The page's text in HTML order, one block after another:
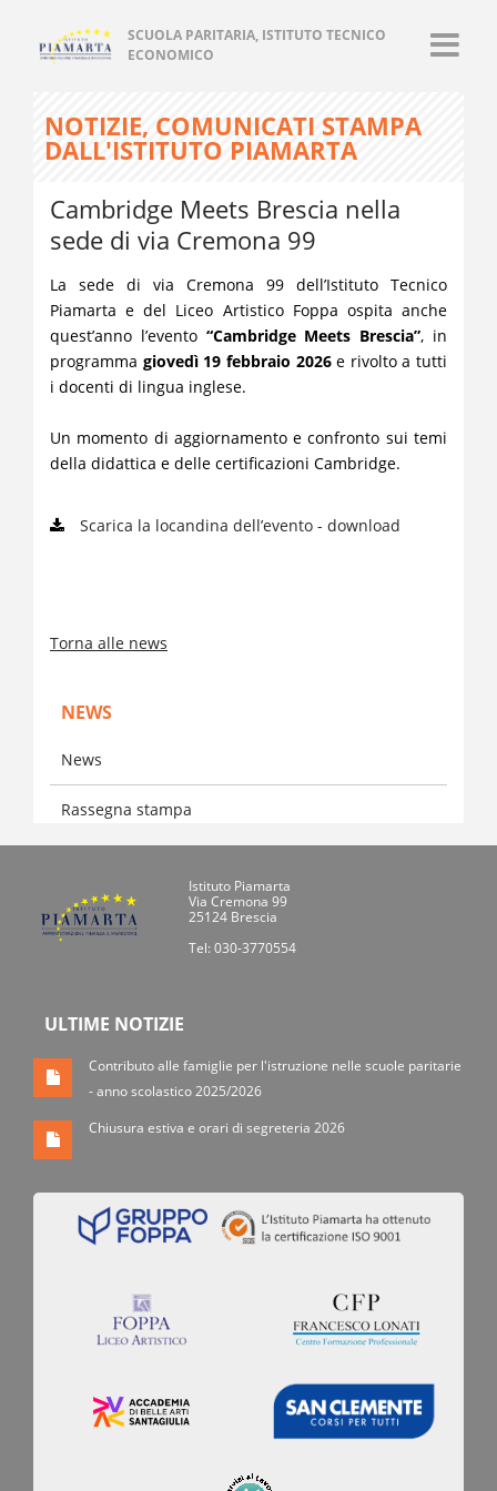
SCUOLA PARITARIA, ISTITUTO TECNICO
ECONOMICO
NOTIZIE, COMUNICATI STAMPA
DALL'ISTITUTO PIAMARTA
Cambridge Meets Brescia nella
sede di via Cremona 99
La sede di via Cremona 99 dell’Istituto Tecnico
Piamarta e del Liceo Artistico Foppa ospita anche
quest’anno l’evento “Cambridge Meets Brescia”, in
programma giovedì 19 febbraio 2026e rivolto a tutti
i docenti di lingua inglese.
Un momento di aggiornamento e confronto sui temi
della didattica e delle certificazioni Cambridge.
Scarica la locandina dell’evento - download
Torna alle news
NEWS
News
Rassegna stampa
Istituto Piamarta
Via Cremona 99
25124 Brescia
Tel: 030-3770554
ULTIME NOTIZIE
Contributo alle famiglie per l'istruzione nelle scuole paritarie
- anno scolastico 2025/2026
Chiusura estiva e orari di segreteria 2026